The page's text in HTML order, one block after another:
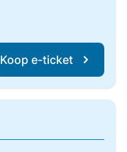
Koop e-ticket